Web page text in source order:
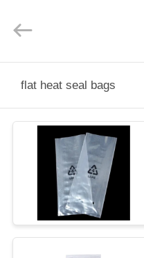
পণ্য
কারখানা
PRODUCTS
CO.,LTD.
Reserved.
flat heat seal bags